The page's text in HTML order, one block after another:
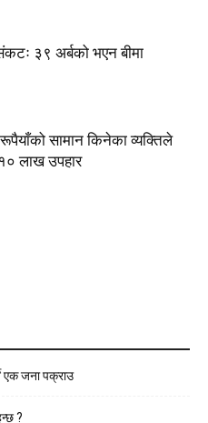
३९ अर्बको भएन बीमा
सामान किनेका व्यक्तिले
लाख उपहार
एक जना पक्राउ
?